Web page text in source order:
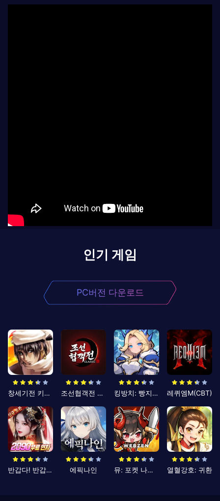
인기 게임
PC버전 다운로드
창세기전 키우기 조선협객전 클래식 킹방치: 빵지의 제왕 레퀴엠M(CBT)
반갑다! 반갑삼국지 에픽나인 뮤: 포켓 나이츠 열혈강호: 귀환